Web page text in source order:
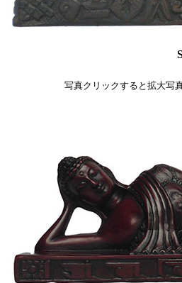
写真クリックすると拡大写